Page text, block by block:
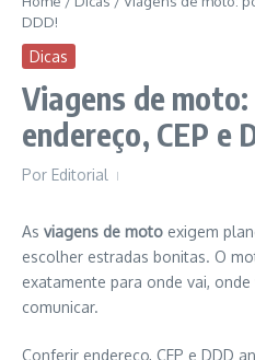
DDD!
Dicas
Viagens de
endereço, CEP e
Por Editorial
As viagens de moto exigem
escolher estradas bonitas. O
exatamente para onde vai,
comunicar.
Conferir endereço, CEP e DDD